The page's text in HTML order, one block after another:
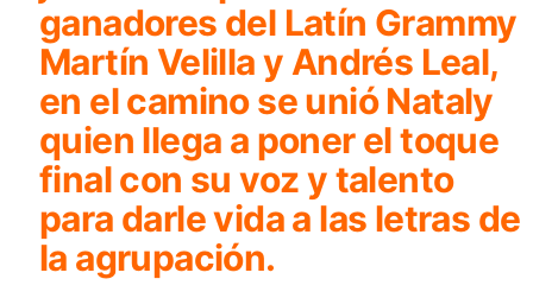
ganadores del Latín Grammy
Martín Velilla y Andrés Leal,
en el camino se unió Nataly
quien llega a poner el toque
final con su voz y talento
para darle vida a las letras de
la agrupación.